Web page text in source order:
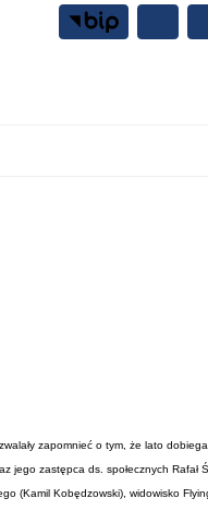
zapomnieć o tym, że lato dobiega
jego zastępca ds. społecznych Rafał
(Kamil Kobędzowski), widowisko